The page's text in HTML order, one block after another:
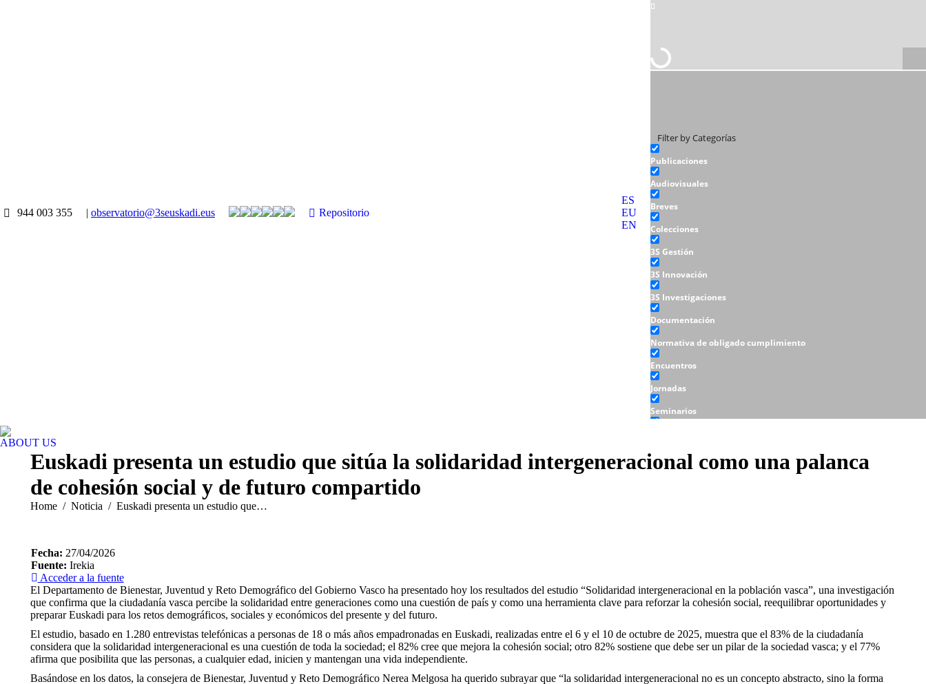
944 003 355 | observatorio@3seuskadi.eus Repositorio
ES
EU
EN
Filter by Categorías
Publicaciones
Audiovisuales
Breves
Colecciones
3S Gestión
3S Innovación
3S Investigaciones
Documentación
Normativa de obligado cumplimiento
Encuentros
Jornadas
Seminarios
ABOUT US
Euskadi presenta un estudio que sitúa la solidaridad intergeneracional como una palanca
de cohesión social y de futuro compartido
You are here:
Home Noticia Euskadi presenta un estudio que…
Fecha: 27/04/2026
Fuente: Irekia
Acceder a la fuente
El Departamento de Bienestar, Juventud y Reto Demográfico del Gobierno Vasco ha presentado hoy los resultados del estudio “Solidaridad intergeneracional en la población vasca”, una investigación
que confirma que la ciudadanía vasca percibe la solidaridad entre generaciones como una cuestión de país y como una herramienta clave para reforzar la cohesión social, reequilibrar oportunidades y
preparar Euskadi para los retos demográficos, sociales y económicos del presente y del futuro.
El estudio, basado en 1.280 entrevistas telefónicas a personas de 18 o más años empadronadas en Euskadi, realizadas entre el 6 y el 10 de octubre de 2025, muestra que el 83% de la ciudadanía
considera que la solidaridad intergeneracional es una cuestión de toda la sociedad; el 82% cree que mejora la cohesión social; otro 82% sostiene que debe ser un pilar de la sociedad vasca; y el 77%
afirma que posibilita que las personas, a cualquier edad, inicien y mantengan una vida independiente.
Basándose en los datos, la consejera de Bienestar, Juventud y Reto Demográfico Nerea Melgosa ha querido subrayar que “la solidaridad intergeneracional no es un concepto abstracto, sino la forma